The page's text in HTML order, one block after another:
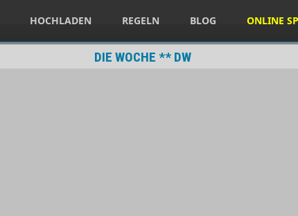
HOCHLADEN REGELN BLOG ONLINE
DIE WOCHE ** DW